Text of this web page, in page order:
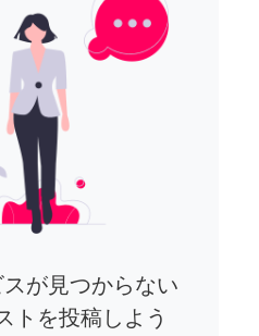
が見つからない
トを投稿しよう